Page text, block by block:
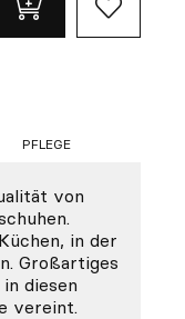
PFLEGE
von
in der
Großartiges
diesen
vereint.